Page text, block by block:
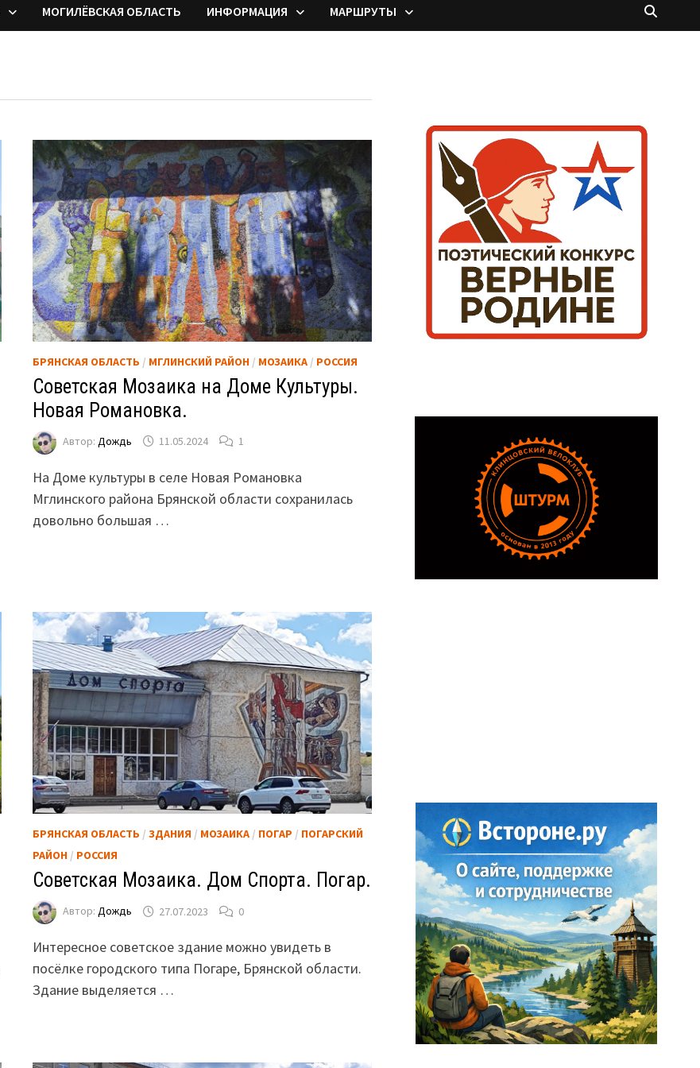
МОГИЛЁВСКАЯ ОБЛАСТЬ ИНФОРМАЦИЯ МАРШРУТЫ
БРЯНСКАЯ ОБЛАСТЬ / МГЛИНСКИЙ РАЙОН/ МОЗАИКА/ РОССИЯ
Советская Мозаика на Доме Культуры.
Новая Романовка.
Автор: Дождь 11.05.2024 1
На Доме культуры в селе Новая Романовка
Мглинского района Брянской области сохранилась
довольно большая …
БРЯНСКАЯ ОБЛАСТЬ / ЗДАНИЯ / МОЗАИКА/ ПОГАР / ПОГАРСКИЙ
РАЙОН/ РОССИЯ
Советская Мозаика. Дом Спорта. Погар.
Автор: Дождь 27.07.2023 0
Интересное советское здание можно увидеть в
посёлке городского типа Погаре, Брянской области.
Здание выделяется …